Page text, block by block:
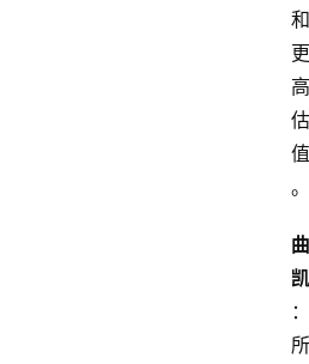
和
更
高
估
值
。
曲
凯
：
所